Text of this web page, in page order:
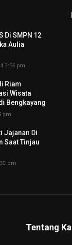
Di SMPN 12
Aulia
3:56 pm
Riam
Wisata
Bengkayang
pm
Jajanan Di
Saat Tinjau
pm
Tentang